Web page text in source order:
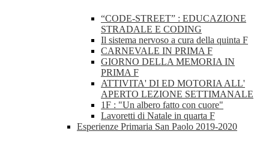
“CODE-STREET” : EDUCAZIONE
STRADALE E CODING
Il sistema nervoso a cura della quinta F
CARNEVALE IN PRIMA F
GIORNO DELLA MEMORIA IN
PRIMA F
ATTIVITA' DI ED MOTORIA ALL'
APERTO LEZIONE SETTIMANALE
1F : "Un albero fatto con cuore"
Lavoretti di Natale in quarta F
Esperienze Primaria San Paolo 2019-2020